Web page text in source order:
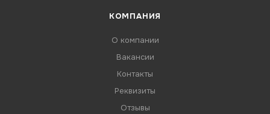
КОМПАНИЯ
О компании
Вакансии
Контакты
Реквизиты
Отзывы